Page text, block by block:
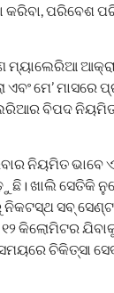
କରିବା, ପରିବେଶ
ମ୍ୟାଲେରିଆ
ମେ’ ମାସରେ
ବିପଦ
ନିୟମିତ ଭାବେ
ଖାଲି ସେତିକି
ନିକଟସ୍ଥ ସବ୍
୧୨ କିଲୋମିଟର
ଚିକିତ୍ସା